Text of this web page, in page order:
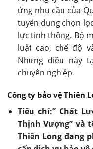
ứng nhu cầu của
tuyển dụng chọn
lực tinh thông. Bộ
luật cao, chế độ
Nhưng điều này
chuyên nghiệp.
Công ty bảo vệ Thiên
Tiêu chí:” Chất
Thịnh Vượng” và
Thiên Long đang